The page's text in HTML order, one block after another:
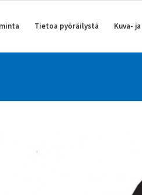
Tietoa pyöräilystä Kuva-